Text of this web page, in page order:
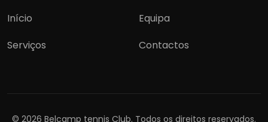
Início
Equipa
Serviços
Contactos
© 2026 Belcamp tennis Club. Todos os direitos reservados.